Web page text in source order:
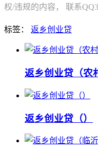
权/违规的内容， 联系
标签： 返乡创业贷
返乡创业贷（农
返乡创业贷（）